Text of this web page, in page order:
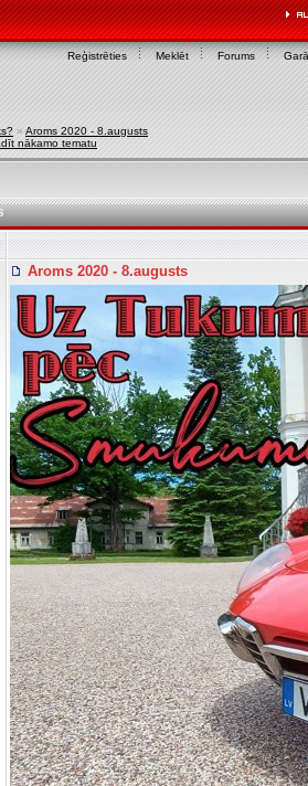
Reģistrēties Meklēt Forums
» Aroms 2020 - 8.augusts
nākamo tematu
Aroms 2020 - 8.augusts